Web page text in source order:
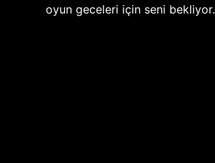
oyun geceleri için seni bekliyor.